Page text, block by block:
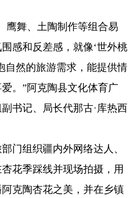
鹰舞、土陶制作等组合易
感和反差感，就像‘世外桃
自然的旅游需求，能提供情
。”阿克陶县文化体育广
书记、局长代那古·库热西
门组织疆内外网络达人、
花季踩线并现场拍摄，用
克陶杏花之美，并在乡镇